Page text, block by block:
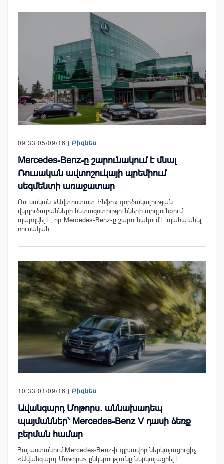
09:33 05/09/16 | Բիզնես
Mercedes-Benz-ը շարունակում է մնալ
Ռուսական ավտոշուկայի պրեմիում
սեգմենտի առաջատար
Ռուսական «Ավտոստատ Ինֆո» գործակալության
վերլուծաբանների հետազոտությունների արդյունքում
պարզվել է, որ Mercedes-Benz-ը շարունակում է պահպանել
ռուսական…
10:33 01/09/16 | Բիզնես
Ավանգարդ Մոթորս. աննախադեպ
պայմաններ՝ Mercedes-Benz V դասի ձեռք
բերման համար
Հայաստանում Mercedes-Benz-ի գլխավոր ներկայացուցիչ
«Ավանգարդ Մոթորս» ընկերությունը ներկայացրել է